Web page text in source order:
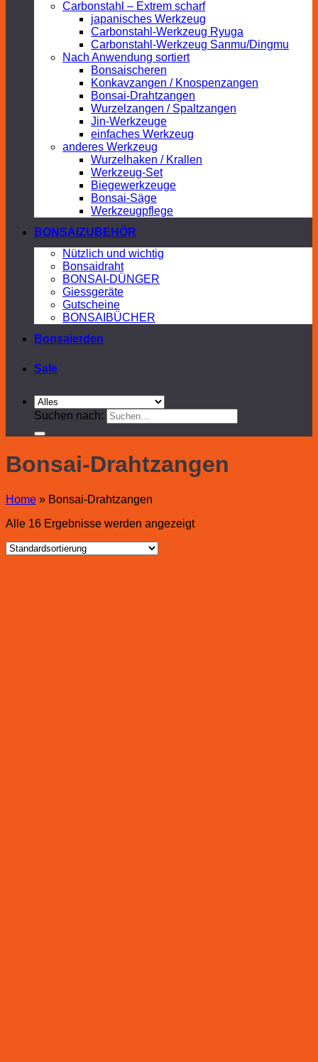
Carbonstahl – Extrem scharf
japanisches Werkzeug
Carbonstahl-Werkzeug Ryuga
Carbonstahl-Werkzeug Sanmu/Dingmu
Nach Anwendung sortiert
Bonsaischeren
Konkavzangen / Knospenzangen
Bonsai-Drahtzangen
Wurzelzangen / Spaltzangen
Jin-Werkzeuge
einfaches Werkzeug
anderes Werkzeug
Wurzelhaken / Krallen
Werkzeug-Set
Biegewerkzeuge
Bonsai-Säge
Werkzeugpflege
BONSAIZUBEHÖR
Nützlich und wichtig
Bonsaidraht
BONSAI-DÜNGER
Giessgeräte
Gutscheine
BONSAIBÜCHER
Bonsaierden
Sale
Suchen nach:
Bonsai-Drahtzangen
Home » Bonsai-Drahtzangen
Alle 16 Ergebnisse werden angezeigt